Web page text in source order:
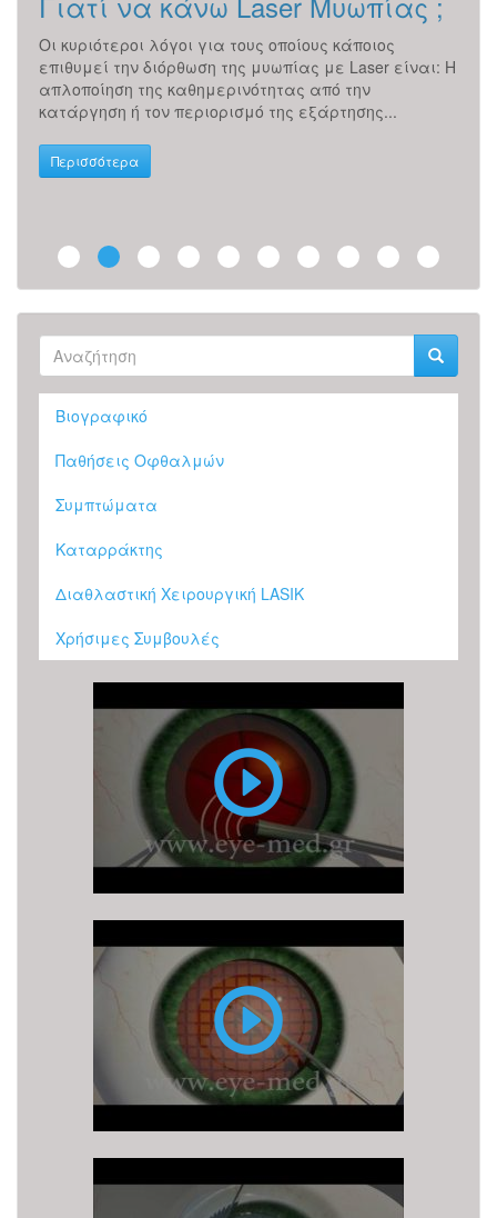
Οι κυριότεροι λόγοι για τους οποίους κάποιος
επιθυμεί την διόρθωση της μυωπίας με Laser είναι: Η
απλοποίηση της καθημερινότητας από την
κατάργηση ή τον περιορισμό της εξάρτησης...
Περισσότερα
Φόρμα
αναζήτησης
Αναζήτηση
Βιογραφικό
Παθήσεις Οφθαλμών
Συμπτώματα
Καταρράκτης
Διαθλαστική Χειρουργική LASIK
Χρήσιμες Συμβουλές
Επέμβαση
Καταρράκτη
υπερήχους
φακοθρυψία)
Επέμβαση
καταρράκτη
FEMTO